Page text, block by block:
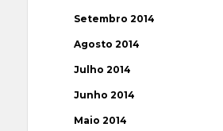
Setembro 2014
Agosto 2014
Julho 2014
Junho 2014
Maio 2014